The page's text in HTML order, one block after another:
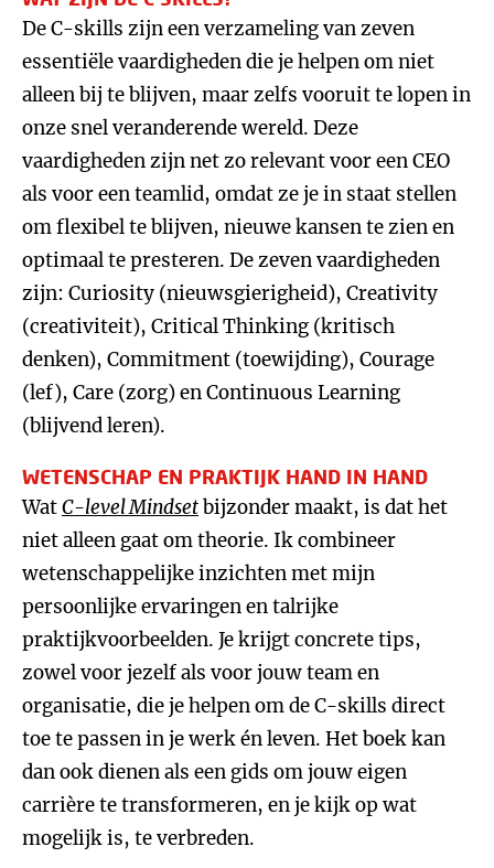
De C-skills zijn een verzameling van zeven
essentiële vaardigheden die je helpen om niet
alleen bij te blijven, maar zelfs vooruit te lopen in
onze snel veranderende wereld. Deze
vaardigheden zijn net zo relevant voor een CEO
als voor een teamlid, omdat ze je in staat stellen
om flexibel te blijven, nieuwe kansen te zien en
optimaal te presteren. De zeven vaardigheden
zijn: Curiosity (nieuwsgierigheid), Creativity
(creativiteit), Critical Thinking (kritisch
denken), Commitment (toewijding), Courage
(lef), Care (zorg) en Continuous Learning
(blijvend leren).
WETENSCHAP EN PRAKTIJK HAND IN HAND
WatC-level Mindsetbijzonder maakt, is dat het
niet alleen gaat om theorie. Ik combineer
wetenschappelijke inzichten met mijn
persoonlijke ervaringen en talrijke
praktijkvoorbeelden. Je krijgt concrete tips,
zowel voor jezelf als voor jouw team en
organisatie, die je helpen om de C-skills direct
toe te passen in je werk én leven. Het boek kan
dan ook dienen als een gids om jouw eigen
carrière te transformeren, en je kijk op wat
mogelijk is, te verbreden.